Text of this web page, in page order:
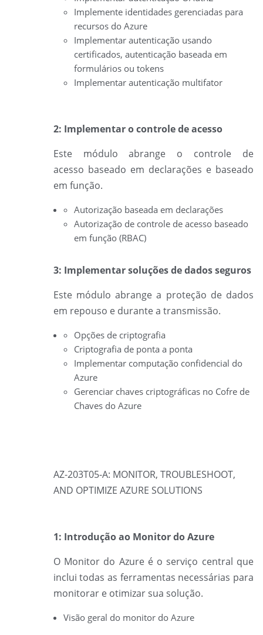
Implemente identidades gerenciadas para
recursos do Azure
Implementar autenticação usando
certificados, autenticação baseada em
formulários ou tokens
Implementar autenticação multifator
2: Implementar o controle de acesso
Este módulo abrange o controle de
acesso baseado em declarações e baseado
em função.
Autorização baseada em declarações
Autorização de controle de acesso baseado
em função (RBAC)
3: Implementar soluções de dados seguros
Este módulo abrange a proteção de dados
em repouso e durante a transmissão.
Opções de criptografia
Criptografia de ponta a ponta
Implementar computação confidencial do
Azure
Gerenciar chaves criptográficas no Cofre de
Chaves do Azure
AZ-203T05-A: MONITOR, TROUBLESHOOT,
AND OPTIMIZE AZURE SOLUTIONS
1: Introdução ao Monitor do Azure
O Monitor do Azure é o serviço central que
inclui todas as ferramentas necessárias para
monitorar e otimizar sua solução.
Visão geral do monitor do Azure